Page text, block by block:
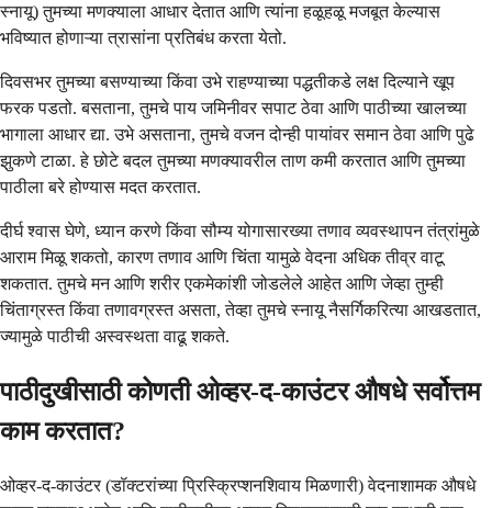
स्नायू) तुमच्या मणक्याला आधार देतात आणि त्यांना हळूहळू मजबूत केल्यास
भविष्यात होणाऱ्या त्रासांना प्रतिबंध करता येतो.
दिवसभर तुमच्या बसण्याच्या किंवा उभे राहण्याच्या पद्धतीकडे लक्ष दिल्याने खूप
फरक पडतो. बसताना, तुमचे पाय जमिनीवर सपाट ठेवा आणि पाठीच्या खालच्या
भागाला आधार द्या. उभे असताना, तुमचे वजन दोन्ही पायांवर समान ठेवा आणि पुढे
झुकणे टाळा. हे छोटे बदल तुमच्या मणक्यावरील ताण कमी करतात आणि तुमच्या
पाठीला बरे होण्यास मदत करतात.
दीर्घ श्वास घेणे, ध्यान करणे किंवा सौम्य योगासारख्या तणाव व्यवस्थापन तंत्रांमुळे
आराम मिळू शकतो, कारण तणाव आणि चिंता यामुळे वेदना अधिक तीव्र वाटू
शकतात. तुमचे मन आणि शरीर एकमेकांशी जोडलेले आहेत आणि जेव्हा तुम्ही
चिंताग्रस्त किंवा तणावग्रस्त असता, तेव्हा तुमचे स्नायू नैसर्गिकरित्या आखडतात,
ज्यामुळे पाठीची अस्वस्थता वाढू शकते.
पाठीदुखीसाठी कोणती ओव्हर-द-काउंटर औषधे सर्वोत्तम
काम करतात?
ओव्हर-द-काउंटर (डॉक्टरांच्या प्रिस्क्रिप्शनशिवाय मिळणारी) वेदनाशामक औषधे